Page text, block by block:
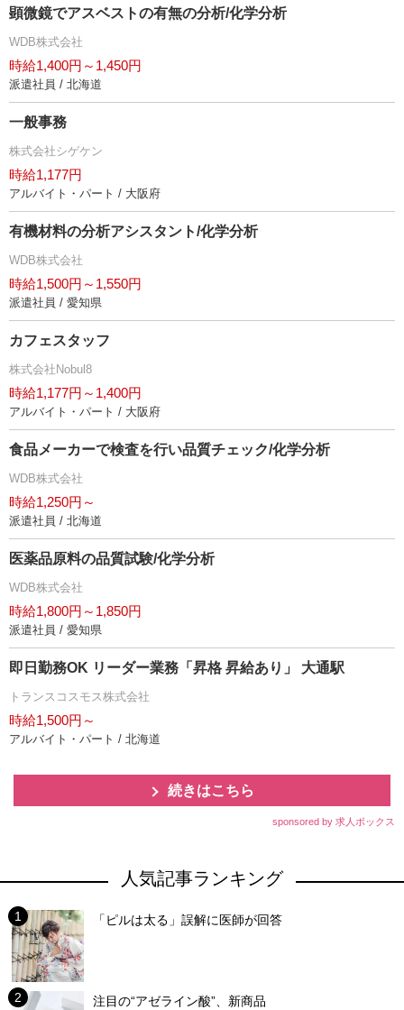
顕微鏡でアスベストの有無の分析/化学分析
WDB株式会社
時給1,400円～1,450円
派遣社員 / 北海道
一般事務
株式会社シゲケン
時給1,177円
アルバイト・パート / 大阪府
有機材料の分析アシスタント/化学分析
WDB株式会社
時給1,500円～1,550円
派遣社員 / 愛知県
カフェスタッフ
株式会社Nobul8
時給1,177円～1,400円
アルバイト・パート / 大阪府
食品メーカーで検査を行い品質チェック/化学分析
WDB株式会社
時給1,250円～
派遣社員 / 北海道
医薬品原料の品質試験/化学分析
WDB株式会社
時給1,800円～1,850円
派遣社員 / 愛知県
即日勤務OK リーダー業務「昇格 昇給あり」 大通駅
トランスコスモス株式会社
時給1,500円～
アルバイト・パート / 北海道
続きはこちら
sponsored by 求人ボックス
人気記事ランキング
「ピルは太る」誤解に医師が回答
注目の“アゼライン酸”、新商品